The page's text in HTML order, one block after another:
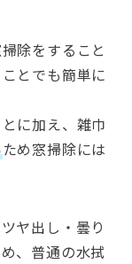
除をすること
とでも簡単に
に加え、雑巾
ため窓掃除には
ヤ出し・曇り
、普通の水拭